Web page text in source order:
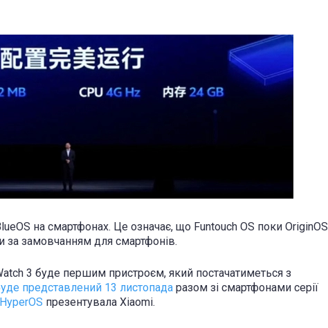
на смартфонах. Це означає, що Funtouch OS поки OriginOS
за замовчанням для смартфонів.
3 буде першим пристроєм, який постачатиметься з
представлений 13 листопада разом зі смартфонами серії
HyperOS презентувала Xiaomi.